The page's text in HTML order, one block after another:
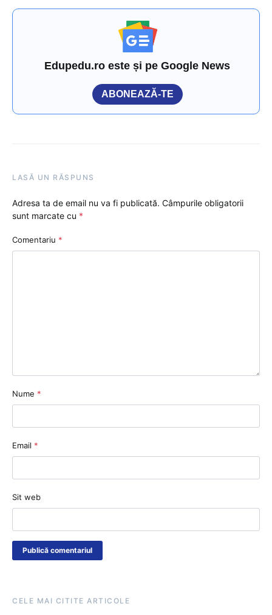
Edupedu.ro este și pe Google News
ABONEAZĂ-TE
LASĂ UN RĂSPUNS
Adresa ta de email nu va fi publicată. Câmpurile obligatorii
sunt marcate cu *
Comentariu *
Nume *
Email *
Sit web
CELE MAI CITITE ARTICOLE